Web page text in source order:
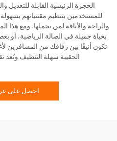
الرئيسية القابلة للتعديل والجيوب
بتنظيم مقتنياتهم بسهولة، مع منحها
لمن يحملها. ومع هذا المنتج القيّم
في الصالة الرياضية، أو بعطلة نهاية
بين رفاقك من المسافرين لأغراض العمل.
سهلة التنظيف وتُعد تقريبًا صديقًا
احصل على عرض سعر